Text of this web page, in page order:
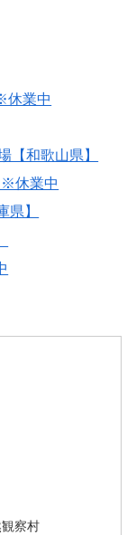
休業中
【和歌山県】
休業中
県】
察村